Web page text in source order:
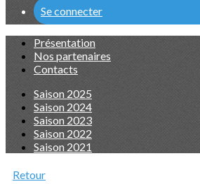
Se connecter
Présentation
Nos partenaires
Contacts
Saison 2025
Saison 2024
Saison 2023
Saison 2022
Saison 2021
Retour